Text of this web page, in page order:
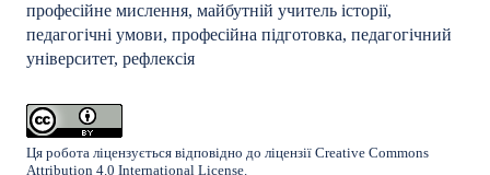
професійне мислення, майбутній учитель історії,
педагогічні умови, професійна підготовка, педагогічний
університет, рефлексія
Ця робота ліцензується відповідно до ліцензії Creative Commons
Attribution 4.0 International License.